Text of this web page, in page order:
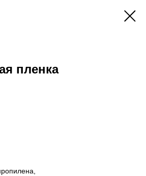
пленка